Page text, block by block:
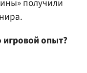
получили
опыт?